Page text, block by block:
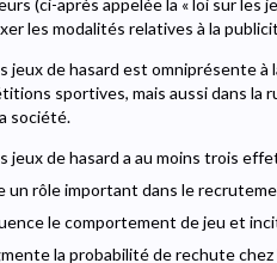
(ci-après appelée la « loi sur les
les modalités relatives à la
jeux de hasard est omniprésente à
sportives, mais aussi dans la
société.
jeux de hasard a au moins trois
un rôle important dans le
le comportement de jeu et
la probabilité de rechute